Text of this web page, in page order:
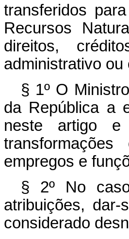
transferidos
Recursos
direitos,
administrativo
§ 1º O
da República a
neste artigo
empregos e
§ 2º No
atribuições,
considerado